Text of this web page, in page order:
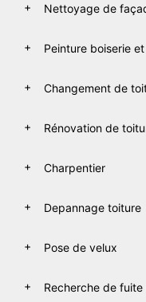
Nettoyage de
Peinture boiserie
Changement de
Rénovation de
Charpentier
Depannage toiture
Pose de velux
Recherche de